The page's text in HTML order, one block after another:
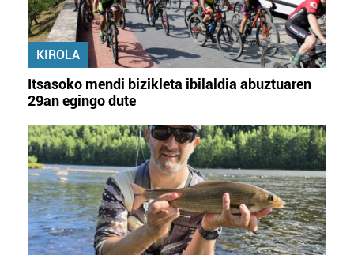
KIROLA
Itsasoko mendi bizikleta ibilaldia abuztuaren
29an egingo dute